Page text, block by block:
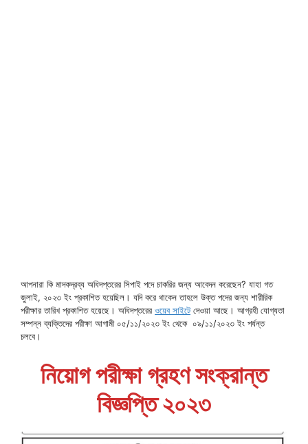
আপনারা কি মাদকদ্রব্য অধিদপ্তরের সিপাই পদে চাকরির জন্য আবেদন করেছেন? যাহা গত
জুলাই, ২০২৩ ইং প্রকাশিত হয়েছিল। যদি করে থাকেন তাহলে উক্ত পদের জন্য শারীরিক
পরীক্ষার তারিখ প্রকাশিত হয়েছে। অধিদপ্তরের ওয়েব সাইটে দেওয়া আছে। আগ্রহী যোগ্যতা
সম্পন্ন ব্যক্তিদের পরীক্ষা আগামী ০৫/১১/২০২৩ ইং থেকে ০৯/১১/২০২৩ ইং পর্যন্ত
চলবে।
নিয়োগ পরীক্ষা গ্রহণ সংক্রান্ত
বিজ্ঞপ্তি ২০২৩